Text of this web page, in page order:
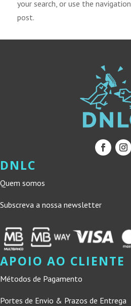
your search, or use the
post.
DNLC
Quem somos
Subscreva a nossa newsletter
APOIO AO CLIENTE
Métodos de Pagamento
Portes de Envio & Prazos de Entrega